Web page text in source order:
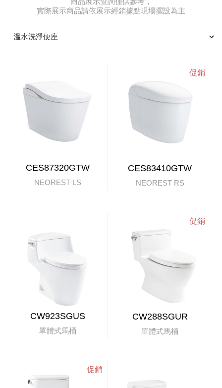
實際展示商品請依展示經銷據點現場擺設為主
CES87320GTW
NEOREST LS
CES83410GTW
NEOREST RS
CW923SGUS
單體式馬桶
CW288SGUR
單體式馬桶